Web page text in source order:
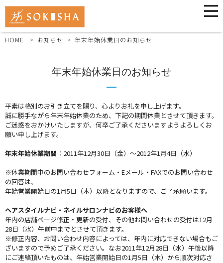
HOME お知らせ 年末年始休業日のお知らせ
年末年始休業日のお知らせ
平素は格別のお引き立てを賜り、心よりお礼を申し上げます。
誠に勝手ながら年末年始休業のため、下記の期間休業とさせて頂きます。
ご迷惑をおかけいたしますが、何卒ご了承くださいますようよろしくお
願い申し上げます。
年末年始休業期間 ：2011年12月30日（金）～2012年1月4日（水）
※休業期間中のお問い合わせフォーム・Eメール・FAXでのお問い合わせ
の回答は、
年始営業開始日の1月5日（木）以降となりますので、ご了承願います。
ヘアスタイルナビ・ネイルサロンナビのお客様へ
年内の店舗ページ修正・更新の受付、その他お問い合わせの受付は12月
28日（水）午前中までとさせて頂きます。
※修正内容、お問い合わせ内容によっては、年内に対応できない場合もご
ざいますので予めご了承ください。なお2011年12月28日（水）午後以降
にご連絡頂いたものは、年始営業開始日の1月5日（木）から順次対応さ